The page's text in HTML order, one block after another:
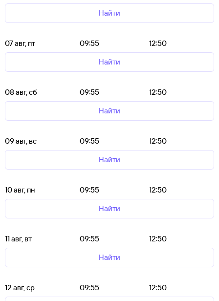
Найти
07 авг, пт 09:55
12:50
Найти
08 авг, сб 09:55
12:50
Найти
09 авг, вс 09:55
12:50
Найти
10 авг, пн 09:55
12:50
Найти
11 авг, вт 09:55
12:50
Найти
12 авг, ср 09:55
12:50